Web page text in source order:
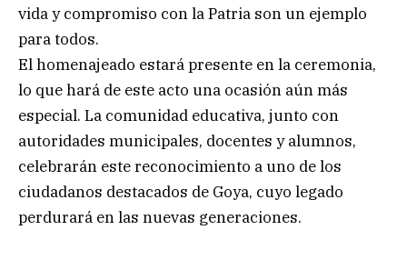
vida y compromiso con la Patria son un ejemplo
para todos.
El homenajeado estará presente en la ceremonia,
lo que hará de este acto una ocasión aún más
especial. La comunidad educativa, junto con
autoridades municipales, docentes y alumnos,
celebrarán este reconocimiento a uno de los
ciudadanos destacados de Goya, cuyo legado
perdurará en las nuevas generaciones.